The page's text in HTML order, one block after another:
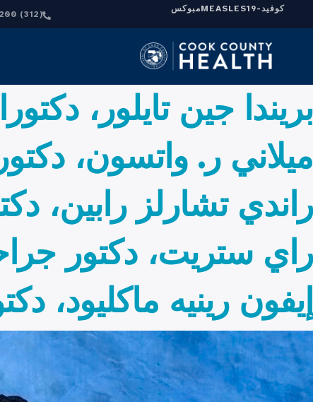
كوفيد-19 MEASLESمبوكس
(312) 864-0200
بريندا جين تايلور،
ميلاني ر. واتسون،
راندي تشارلز رابين،
راي ستريت، دكتور
إيفون رينيه ماكليود،